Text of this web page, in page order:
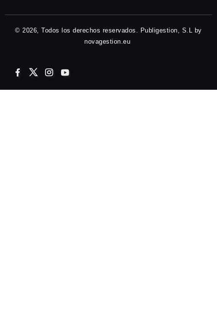
© 2026, Todos los derechos reservados. Publigestion, S.L by
novagestion.eu